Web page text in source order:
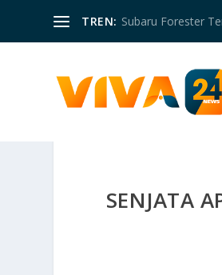
TREN: Subaru Forester
SENJATA